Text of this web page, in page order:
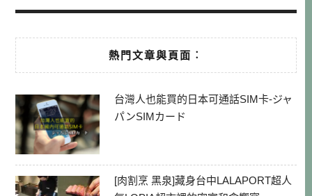
熱門文章與頁面︰
台灣人也能買的日本可通話SIM卡-ジャ
パンSIMカード
[肉割烹 黑泉]藏身台中LALAPORT超人